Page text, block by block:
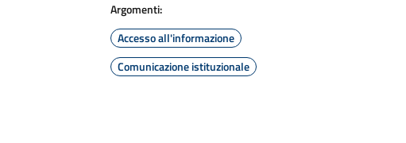
Argomenti:
Accesso all'informazione
Comunicazione istituzionale